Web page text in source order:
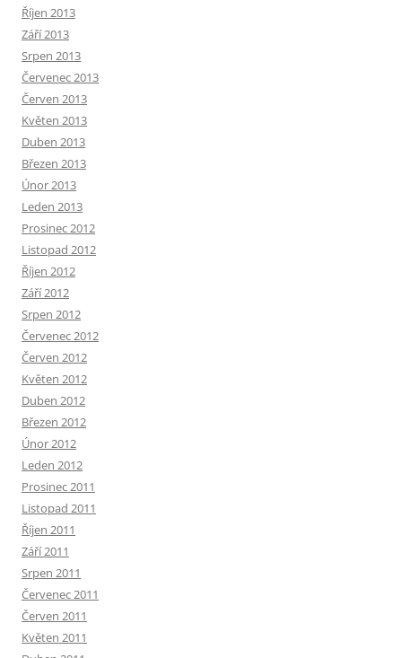
Říjen 2013
Září 2013
Srpen 2013
Červenec 2013
Červen 2013
Květen 2013
Duben 2013
Březen 2013
Únor 2013
Leden 2013
Prosinec 2012
Listopad 2012
Říjen 2012
Září 2012
Srpen 2012
Červenec 2012
Červen 2012
Květen 2012
Duben 2012
Březen 2012
Únor 2012
Leden 2012
Prosinec 2011
Listopad 2011
Říjen 2011
Září 2011
Srpen 2011
Červenec 2011
Červen 2011
Květen 2011